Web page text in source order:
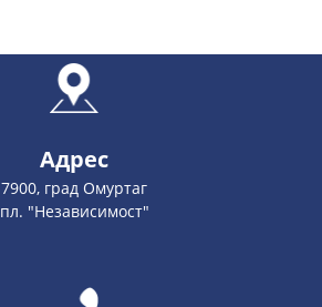
Адрес
7900, град Омуртаг
пл. "Независимост"